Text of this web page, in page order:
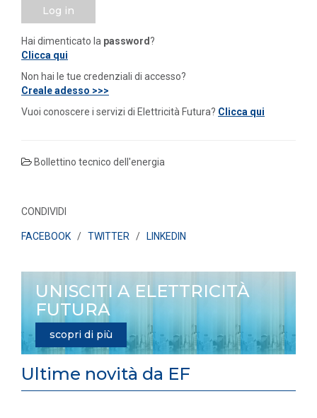
Log in
Hai dimenticato la password ?
Clicca qui
Non hai le tue credenziali di accesso?
Creale adesso >>>
Vuoi conoscere i servizi di Elettricità Futura? Clicca qui
Bollettino tecnico dell'energia
CONDIVIDI
FACEBOOK / TWITTER / LINKEDIN
UNISCITI A ELETTRICITÀ
FUTURA
scopri di più
Ultime novità da EF